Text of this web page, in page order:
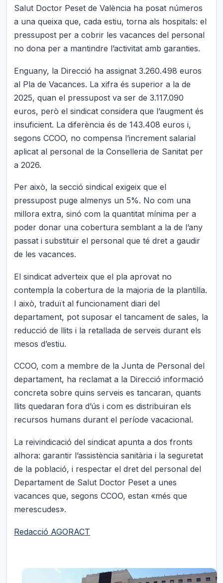
Salut Doctor Peset de València ha posat números
a una queixa que, cada estiu, torna als hospitals: el
pressupost per a cobrir les vacances del personal
no dona per a mantindre l’activitat amb garanties.
Enguany, la Direcció ha assignat 3.260.498 euros
al Pla de Vacances. La xifra és superior a la de
2025, quan el pressupost va ser de 3.117.090
euros, però el sindicat considera que l’augment és
insuficient. La diferència és de 143.408 euros i,
segons CCOO, no compensa l’increment salarial
aplicat al personal de la Conselleria de Sanitat per
a 2026.
Per això, la secció sindical exigeix que el
pressupost puge almenys un 5%. No com una
millora extra, sinó com la quantitat mínima per a
poder donar una cobertura semblant a la de l’any
passat i substituir el personal que té dret a gaudir
de les vacances.
El sindicat adverteix que el pla aprovat no
contempla la cobertura de la majoria de la plantilla.
I això, traduït al funcionament diari del
departament, pot suposar el tancament de sales, la
reducció de llits i la retallada de serveis durant els
mesos d’estiu.
CCOO, com a membre de la Junta de Personal del
departament, ha reclamat a la Direcció informació
concreta sobre quins serveis es tancaran, quants
llits quedaran fora d’ús i com es distribuiran els
recursos humans durant el període vacacional.
La reivindicació del sindicat apunta a dos fronts
alhora: garantir l’assistència sanitària i la seguretat
de la població, i respectar el dret del personal del
Departament de Salut Doctor Peset a unes
vacances que, segons CCOO, estan «més que
merescudes».
Redacció AGORACT